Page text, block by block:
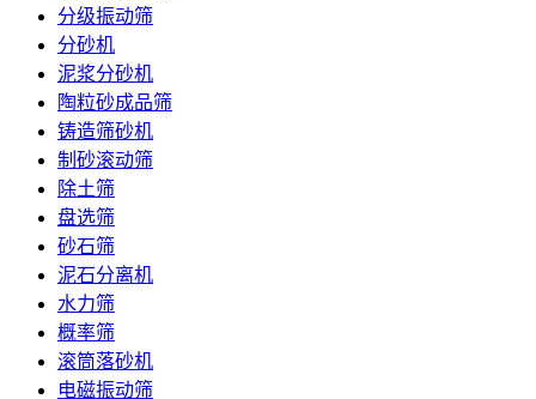
分级振动筛
分砂机
泥浆分砂机
陶粒砂成品筛
铸造筛砂机
制砂滚动筛
除土筛
盘选筛
砂石筛
泥石分离机
水力筛
概率筛
滚筒落砂机
电磁振动筛